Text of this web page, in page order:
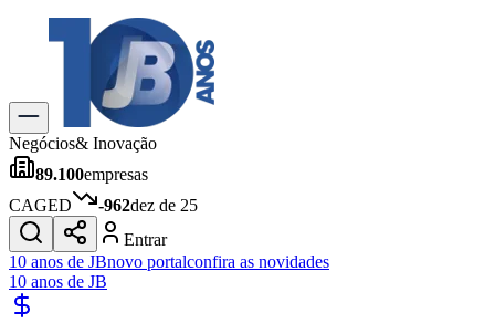
Explore Tudo
Últimas Notícias
Previsão do Tempo
Trânsito e Rotas
Dia a Dia & Lazer
Gastronomia
Cinema & Shows
JogosNovo
Para Sua Empresa
Negócios& Inovação
89.100empresas
CAGED
-962dez de 25
Entrar
10 anos de JBnovo portalconfira as novidades
10 anos de JB